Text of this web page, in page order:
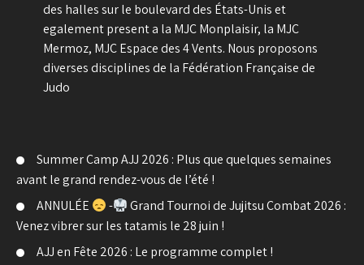
des halles sur le boulevard des États-Unis et
egalement present a la MJC Monplaisir, la MJC
Mermoz, MJC Espace des 4 Vents. Nous proposons
diverses disciplines de la Fédération Française de
Judo
Summer Camp AJJ 2026 : Plus que quelques semaines
avant le grand rendez-vous de l’été !
ANNULÉE
-
Grand Tournoi de Jujitsu Combat 2026 :
Venez vibrer sur les tatamis le 28 juin !
AJJ en Fête 2026 : Le programme complet !